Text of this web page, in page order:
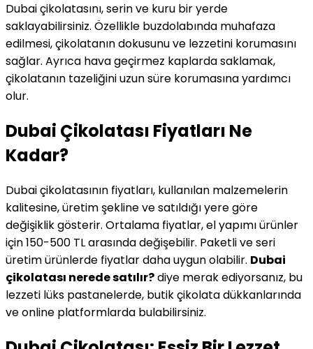
Dubai çikolatasını, serin ve kuru bir yerde
saklayabilirsiniz. Özellikle buzdolabında muhafaza
edilmesi, çikolatanın dokusunu ve lezzetini korumasını
sağlar. Ayrıca hava geçirmez kaplarda saklamak,
çikolatanın tazeliğini uzun süre korumasına yardımcı
olur.
Dubai Çikolatası Fiyatları Ne
Kadar?
Dubai çikolatasının fiyatları, kullanılan malzemelerin
kalitesine, üretim şekline ve satıldığı yere göre
değişiklik gösterir. Ortalama fiyatlar, el yapımı ürünler
için 150-500 TL arasında değişebilir. Paketli ve seri
üretim ürünlerde fiyatlar daha uygun olabilir. Dubai
çikolatası nerede satılır?diye merak ediyorsanız, bu
lezzeti lüks pastanelerde, butik çikolata dükkanlarında
ve online platformlarda bulabilirsiniz.